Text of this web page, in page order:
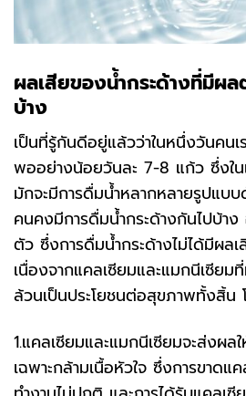
ผลเสียของน้ำกระด้างที่มีผ
บ้าง
เป็นที่รู้กันดีอยู่แล้วว่าในหนึ่งวันคนเ
พออย่างน้อยวันละ 7-8 แก้ว ซึ่งใ
มักจะมีการดื่มน้ำหลากหลายรูปแบ
คนคงมีการดื่มน้ำกระด้างกันไปบ้าง
ตัว ซึ่งการดื่มน้ำกระด้างไม่ได้มีผล
เนื่องจากแคลเซียมและแมกนีเซียม
ล้วนเป็นประโยชนต่อสุขภาพทั้งสิ้น
1.แคลเซียมและแมกนีเซียมจะส่งผ
เฉพาะกล้ามเนื้อหัวใจ ซึ่งการขาดแค